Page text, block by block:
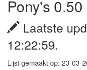
Pony's
Laatste
12:22:59.
Lijst gemaakt op: 23-03-